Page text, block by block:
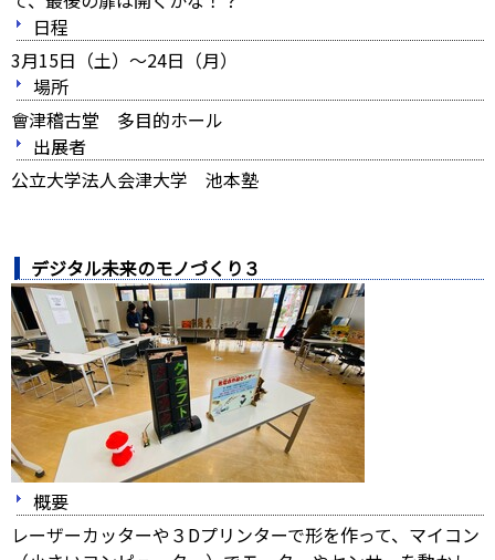
日程
3月15日（土）～24日（月）
場所
會津稽古堂 多目的ホール
出展者
公立大学法人会津大学 池本塾
デジタル未来のモノづくり３
概要
レーザーカッターや３Dプリンターで形を作って、マイコン